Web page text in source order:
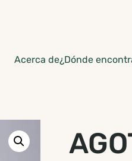
Acerca de¿Dónde